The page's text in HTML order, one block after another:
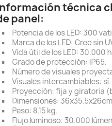
técnica
panel:
Potencia de los LED: 300
Marca de los LED: Cree sin
Vida útil de los LED: 30.000
Grado de protección: IP65.
Número de visuales
Visuales intercambiables: sí.
Proyección: fija y giratoria
Dimensiones:
Peso: 8,15 kg.
Flujo luminoso: 30.000